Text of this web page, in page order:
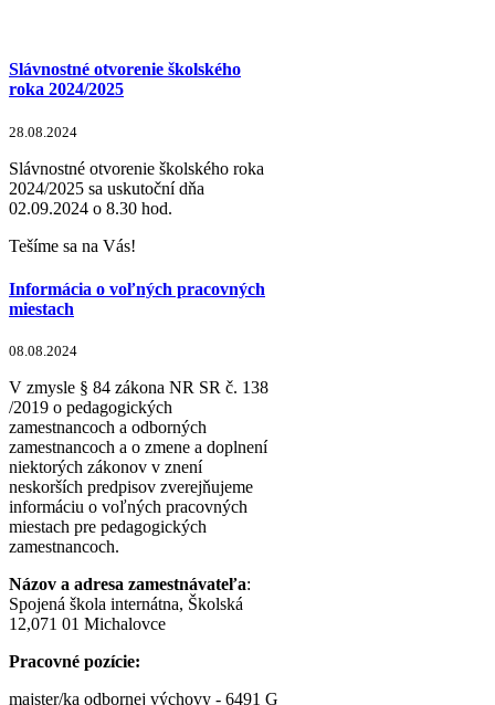
Slávnostné otvorenie školského
roka 2024/2025
28.08.2024
Slávnostné otvorenie školského roka
2024/2025 sa uskutoční dňa
02.09.2024 o 8.30 hod.
Tešíme sa na Vás!
Informácia o voľných pracovných
miestach
08.08.2024
V zmysle § 84 zákona NR SR č. 138
/2019 o pedagogických
zamestnancoch a odborných
zamestnancoch a o zmene a doplnení
niektorých zákonov v znení
neskorších predpisov zverejňujeme
informáciu o voľných pracovných
miestach pre pedagogických
zamestnancoch.
Názov a adresa zamestnávateľa:
Spojená škola internátna, Školská
12,071 01 Michalovce
Pracovné pozície:
majster/ka odbornej výchovy - 6491 G